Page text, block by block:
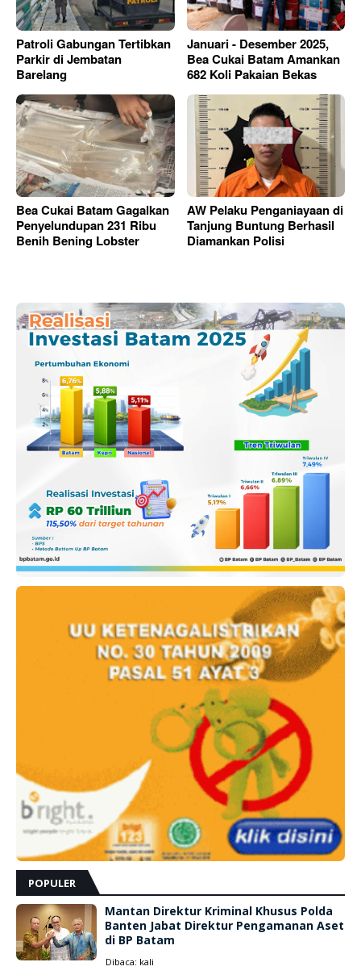
Patroli Gabungan Tertibkan
Parkir di Jembatan
Barelang
Januari - Desember 2025,
Bea Cukai Batam Amankan
682 Koli Pakaian Bekas
Bea Cukai Batam Gagalkan
Penyelundupan 231 Ribu
Benih Bening Lobster
AW Pelaku Penganiayaan di
Tanjung Buntung Berhasil
Diamankan Polisi
POPULER
Mantan Direktur Kriminal Khusus Polda
Banten Jabat Direktur Pengamanan Aset
di BP Batam
Dibaca: kali